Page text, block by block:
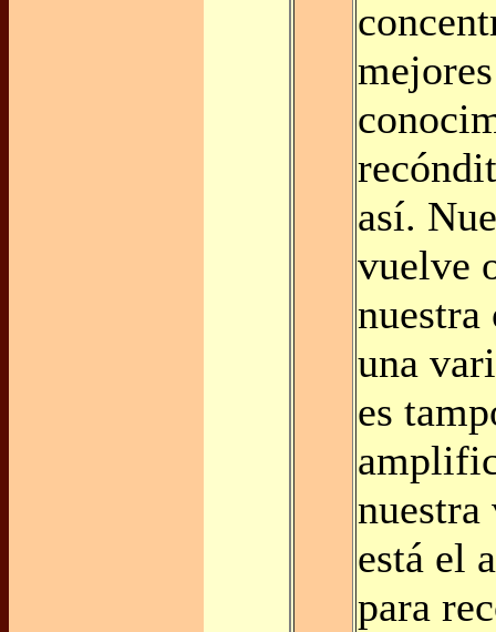
así.
vuelve
nuestra
una
es
está el
para